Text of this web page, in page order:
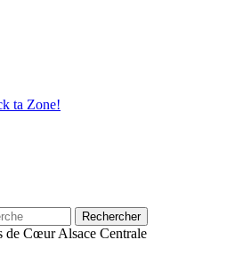
ta Zone!
Rechercher
de Cœur Alsace Centrale